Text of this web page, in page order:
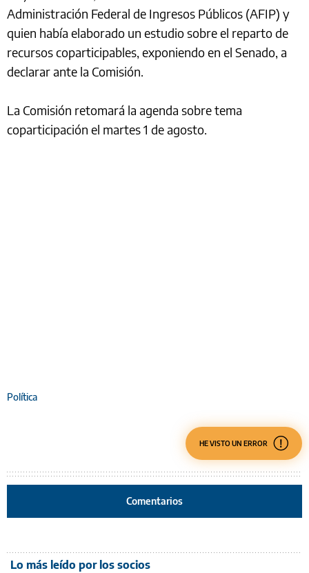
Administración Federal de Ingresos Públicos (AFIP) y
quien había elaborado un estudio sobre el reparto de
recursos coparticipables, exponiendo en el Senado, a
declarar ante la Comisión.
La Comisión retomará la agenda sobre tema
coparticipación el martes 1 de agosto.
Política
HE VISTO UN ERROR
Comentarios
Lo más leído por los socios